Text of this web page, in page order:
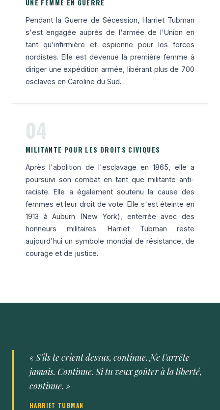
UNE FEMME EN GUERRE
Pendant la Guerre de Sécession, Harriet Tubman
s'est engagée auprès de l'armée de l'Union en
tant qu'infirmière et espionne pour les forces
nordistes. Elle est devenue la première femme à
diriger une expédition armée, libérant plus de 700
esclaves en Caroline du Sud.
04
MILITANTE POUR LES DROITS CIVIQUES
Après l'abolition de l'esclavage en 1865, elle a
poursuivi son combat en tant que militante anti-
raciste. Elle a également soutenu la cause des
femmes et leur droit de vote. Elle s'est éteinte en
1913 à Auburn (New York), enterrée avec des
honneurs militaires. Harriet Tubman reste
aujourd'hui un symbole mondial de résistance, de
courage et de justice.
« S'ils te crient dessus, continue. Ne t'arrête
jamais. Continue. Si tu veux goûter à la liberté,
continue. »
HARRIET TUBMAN